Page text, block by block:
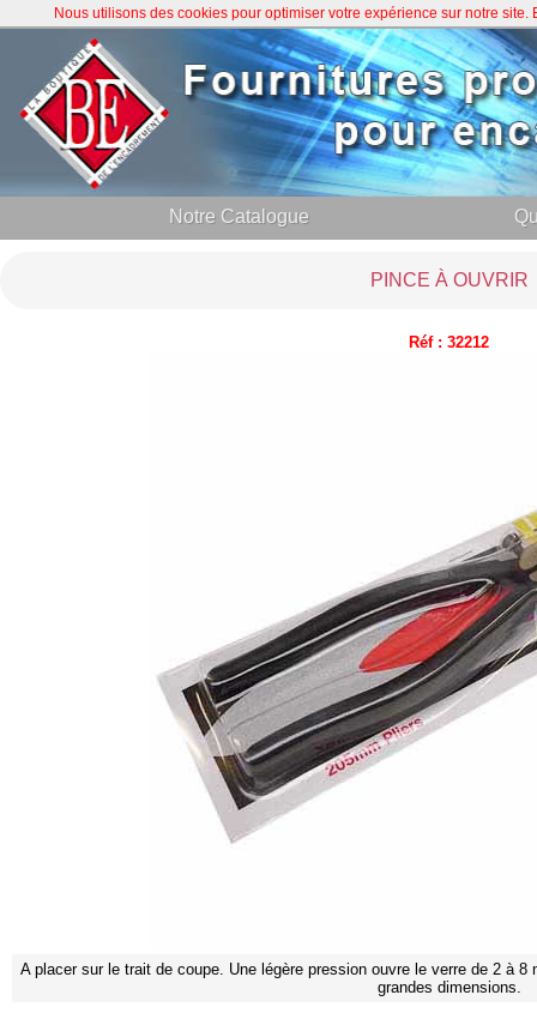
Notre Catalogue
PINCE À OUVRIR
Réf : 32212
A placer sur le trait de coupe. Une légère pression ouvre le verre de 2 à
grandes dimensions.
Nous utilisons des cookies pour optimiser votre expérience sur notre